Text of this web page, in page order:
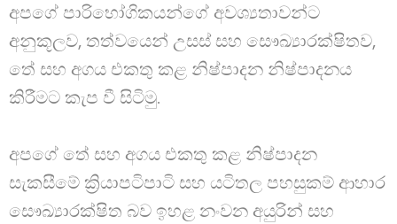
අපගේ පාරිභෝගිකයන්ගේ අවශ්‍යතාවන්ට
අනුකූලව, තත්වයෙන් උසස් සහ සෞඛ්‍යාරක්ෂිතව,
තේ සහ අගය එකතු කළ නිෂ්පාදන නිෂ්පාදනය
කිරීමට කැප වී සිටිමු.
අපගේ තේ සහ අගය එකතු කළ නිෂ්පාදන
සැකසීමේ ක්‍රියාපටිපාටි සහ යටිතල පහසුකම් ආහාර
සෞඛ්‍යාරක්ෂිත බව ඉහළ නංවන අයුරින් සහ